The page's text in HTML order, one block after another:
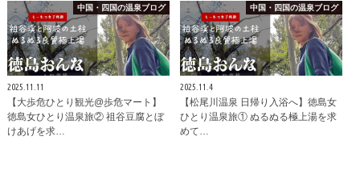
中国・四国の温泉ブログ
2025.11.11
【大歩危ひとり観光@歩危マート】
徳島女ひとり温泉旅② 祖谷豆腐とぼ
けあげを求…
中国・四国の温泉ブログ
2025.11.4
【松尾川温泉 日帰り入浴へ】徳島女
ひとり温泉旅① ぬるぬる極上湯を求
めて…